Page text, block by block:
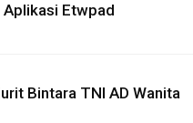
Etwpad
Bintara TNI AD Wanita